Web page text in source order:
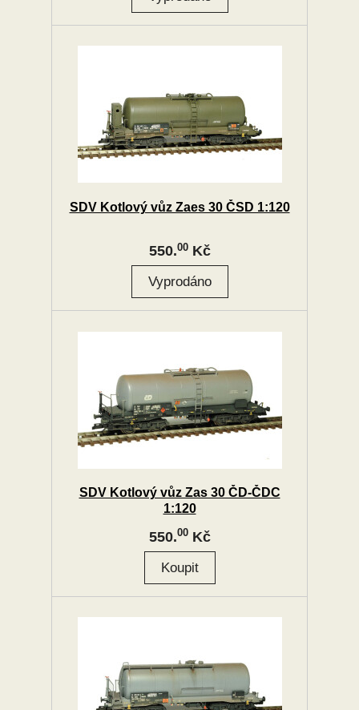
SDV Kotlový vůz Zaes 30 ČSD 1:120
550.00Kč
SDV Kotlový vůz Zas 30 ČD-ČDC
1:120
550.00Kč